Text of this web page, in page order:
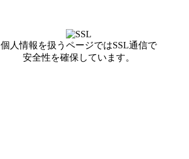
個人情報を扱うページではSSL通信で
安全性を確保しています。